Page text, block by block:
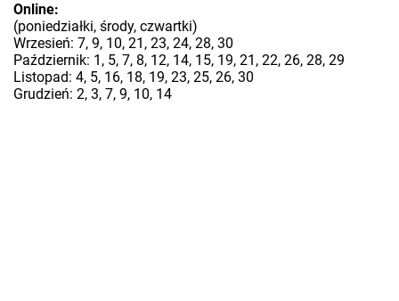
Online:
(poniedziałki, środy, czwartki)
Wrzesień: 7, 9, 10, 21, 23, 24, 28, 30
Październik: 1, 5, 7, 8, 12, 14, 15, 19, 21, 22, 26, 28, 29
Listopad: 4, 5, 16, 18, 19, 23, 25, 26, 30
Grudzień: 2, 3, 7, 9, 10, 14